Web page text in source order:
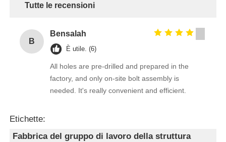
Tutte le recensioni
B
Bensalah
È utile. (6)
All holes are pre-drilled and prepared in the
factory, and only on-site bolt assembly is
needed. It's really convenient and efficient.
Etichette:
Fabbrica del gruppo di lavoro della struttura